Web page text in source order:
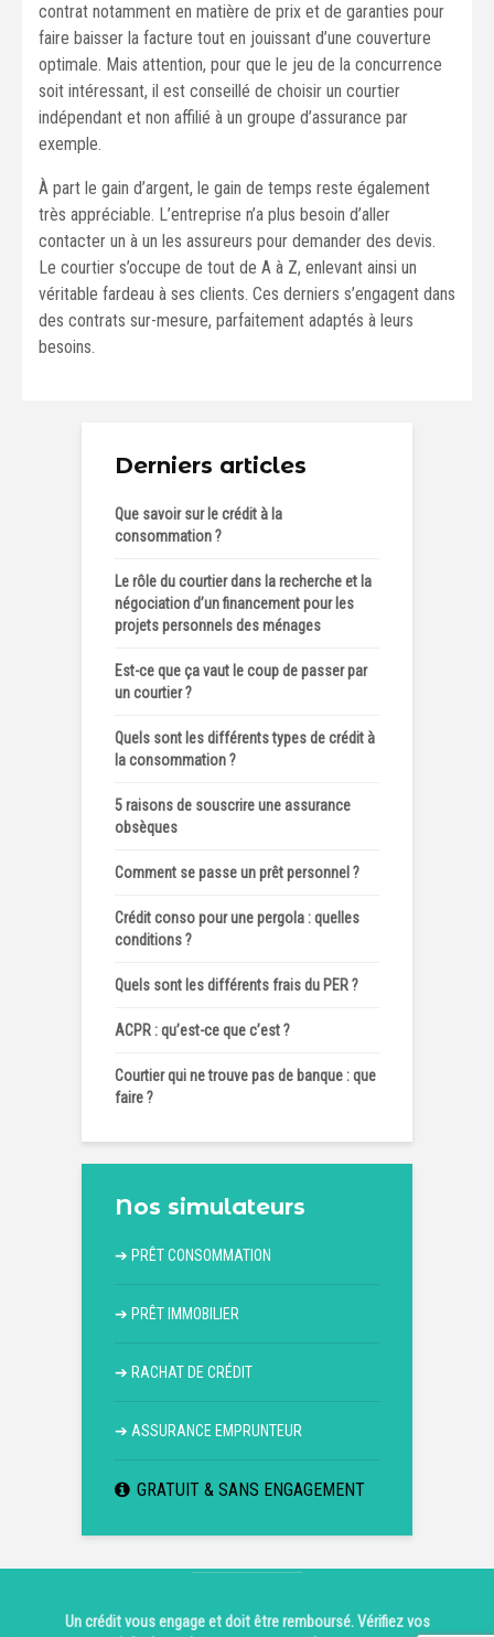
contrat notamment en matière de prix et de garanties pour
faire baisser la facture tout en jouissant d’une couverture
optimale. Mais attention, pour que le jeu de la concurrence
soit intéressant, il est conseillé de choisir un courtier
indépendant et non affilié à un groupe d’assurance par
exemple.
À part le gain d’argent, le gain de temps reste également
très appréciable. L’entreprise n’a plus besoin d’aller
contacter un à un les assureurs pour demander des devis.
Le courtier s’occupe de tout de A à Z, enlevant ainsi un
véritable fardeau à ses clients. Ces derniers s’engagent dans
des contrats sur-mesure, parfaitement adaptés à leurs
besoins.
Derniers articles
Que savoir sur le crédit à la
consommation ?
Le rôle du courtier dans la recherche et la
négociation d’un financement pour les
projets personnels des ménages
Est-ce que ça vaut le coup de passer par
un courtier ?
Quels sont les différents types de crédit à
la consommation ?
5 raisons de souscrire une assurance
obsèques
Comment se passe un prêt personnel ?
Crédit conso pour une pergola : quelles
conditions ?
Quels sont les différents frais du PER ?
ACPR : qu’est-ce que c’est ?
Courtier qui ne trouve pas de banque : que
faire ?
Nos simulateurs
➔ PRÊT CONSOMMATION
➔ PRÊT IMMOBILIER
➔ RACHAT DE CRÉDIT
➔ ASSURANCE EMPRUNTEUR
GRATUIT & SANS ENGAGEMENT
Un crédit vous engage et doit être remboursé. Vérifiez vos